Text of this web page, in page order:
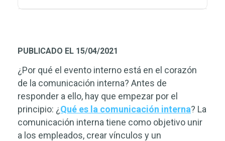
PUBLICADO EL 15/04/2021
¿Por qué el evento interno está en el corazón
de la comunicación interna? Antes de
responder a ello, hay que empezar por el
principio: ¿Qué es la comunicación interna? La
comunicación interna tiene como objetivo unir
a los empleados, crear vínculos y un